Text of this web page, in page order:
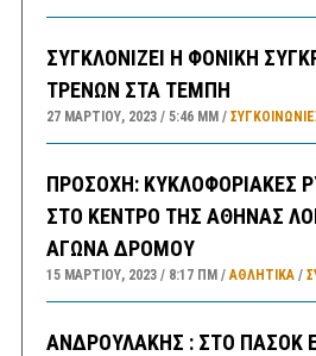
ΣΥΓΚΛΟΝΙΖΕΙ Η ΦΟΝΙΚΗ
ΤΡΕΝΩΝ ΣΤΑ ΤΕΜΠΗ
27 ΜΑΡΤΊΟΥ, 2023 5:46 ΜΜ
ΠΡΟΣΟΧΗ: ΚΥΚΛΟΦΟΡΙΑΚΕΣ
ΣΤΟ ΚΕΝΤΡΟ ΤΗΣ ΑΘΗΝΑΣ
ΑΓΩΝΑ ΔΡΟΜΟΥ
15 ΜΑΡΤΊΟΥ, 2023 8:17 ΠΜ ΑΘΛΗΤΙΚΑ/
ΑΝΔΡΟΥΛΑΚΗΣ : ΣΤΟ ΠΑΣΟΚ